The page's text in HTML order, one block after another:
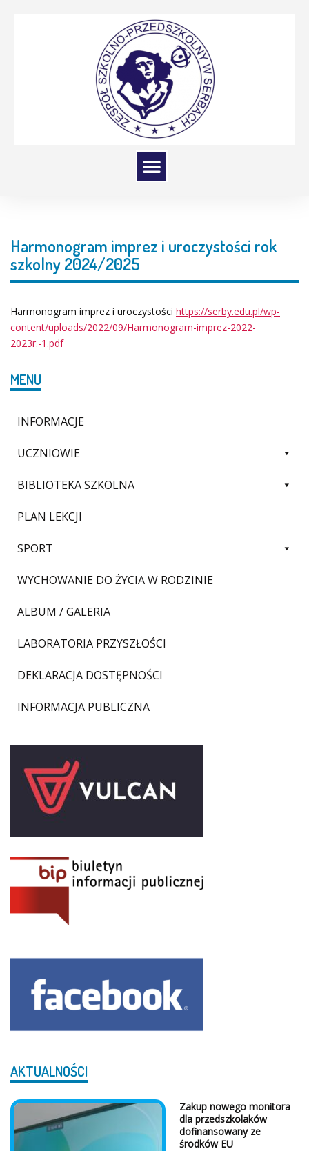
Harmonogram imprez i uroczystości rok
szkolny 2024/2025
Harmonogram imprez i uroczystości https://serby.edu.pl/wp-
content/uploads/2022/09/Harmonogram-imprez-2022-
2023r.-1.pdf
MENU
INFORMACJE
UCZNIOWIE
BIBLIOTEKA SZKOLNA
PLAN LEKCJI
SPORT
WYCHOWANIE DO ŻYCIA W RODZINIE
ALBUM / GALERIA
LABORATORIA PRZYSZŁOŚCI
DEKLARACJA DOSTĘPNOŚCI
INFORMACJA PUBLICZNA
AKTUALNOŚCI
Zakup nowego monitora
dla przedszkolaków
dofinansowany ze
środków EU